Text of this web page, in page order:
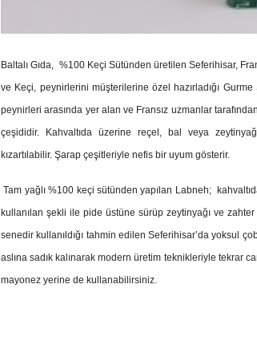
Baltalı Gıda, %100 Keçi Sütünden üretilen Seferihisar,
ve Keçi, peynirlerini müşterilerine özel hazırladığı
peynirleri arasında yer alan ve Fransız uzmanlar
çeşididir. Kahvaltıda üzerine reçel, bal veya
kızartılabilir. Şarap çeşitleriyle nefis bir uyum gösterir.
Tam yağlı %100 keçi sütünden yapılan Labneh;
kullanılan şekli ile pide üstüne sürüp zeytinyağı ve
senedir kullanıldığı tahmin edilen Seferihisar’da yoksul
aslına sadık kalınarak modern üretim teknikleriyle tekrar
mayonez yerine de kullanabilirsiniz.